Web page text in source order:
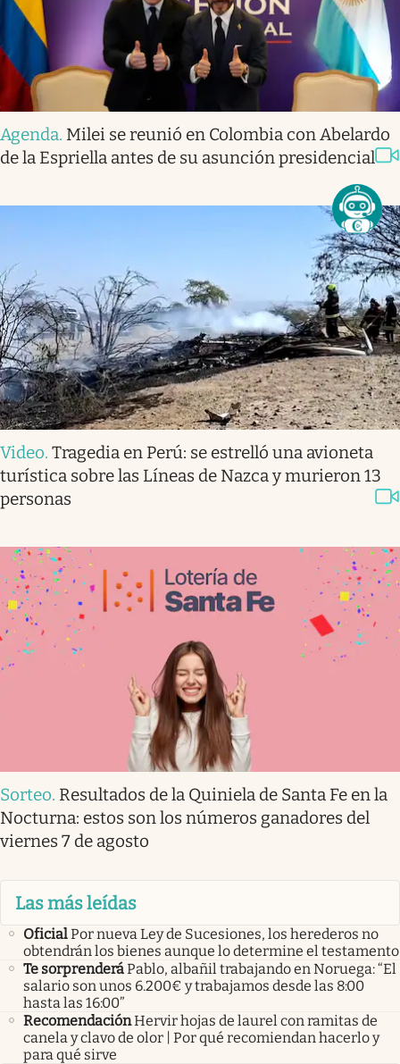
Agenda. Milei se reunió en Colombia con Abelardo
de la Espriella antes de su asunción presidencial
Video. Tragedia en Perú: se estrelló una avioneta
turística sobre las Líneas de Nazca y murieron 13
personas
Sorteo. Resultados de la Quiniela de Santa Fe en la
Nocturna: estos son los números ganadores del
viernes 7 de agosto
Las más leídas
OficialPor nueva Ley de Sucesiones, los herederos no
obtendrán los bienes aunque lo determine el testamento
Te sorprenderáPablo, albañil trabajando en Noruega: “El
salario son unos 6.200€ y trabajamos desde las 8:00
hasta las 16:00”
RecomendaciónHervir hojas de laurel con ramitas de
canela y clavo de olor | Por qué recomiendan hacerlo y
para qué sirve